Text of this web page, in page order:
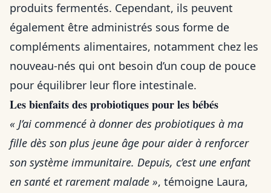
produits fermentés. Cependant, ils peuvent
également être administrés sous forme de
compléments alimentaires, notamment chez les
nouveau-nés qui ont besoin d’un coup de pouce
pour équilibrer leur flore intestinale.
Les bienfaits des probiotiques pour les bébés
« J’ai commencé à donner des probiotiques à ma
fille dès son plus jeune âge pour aider à renforcer
son système immunitaire. Depuis, c’est une enfant
en santé et rarement malade », témoigne Laura,